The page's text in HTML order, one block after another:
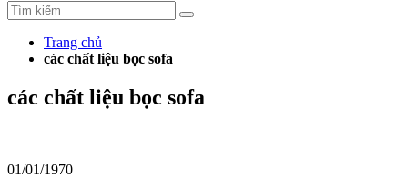
Trang chủ
các chất liệu bọc sofa
các chất liệu bọc sofa
01/01/1970